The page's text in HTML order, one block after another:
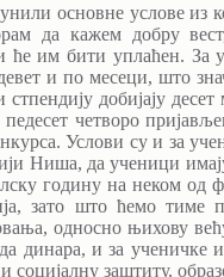
основне услове из
да кажем добру
ће им бити уплаћен. За
и по месеци, што
добијају
четворо
Услови су и за
Ниша, да ученици
годину на неком од
зато што ћемо тиме
односно њихову
и за ученичке и
заштиту,